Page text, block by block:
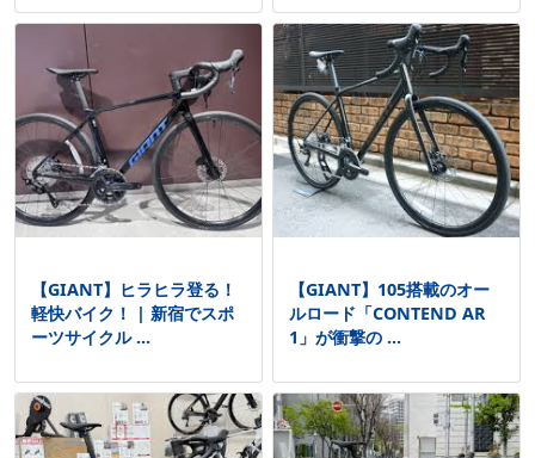
【GIANT】ヒラヒラ登る！
軽快バイク！ | 新宿でスポ
ーツサイクル ...
【GIANT】105搭載のオー
ルロード「CONTEND AR
1」が衝撃の ...